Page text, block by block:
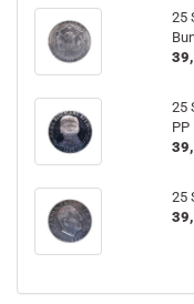
25
25
PP
25